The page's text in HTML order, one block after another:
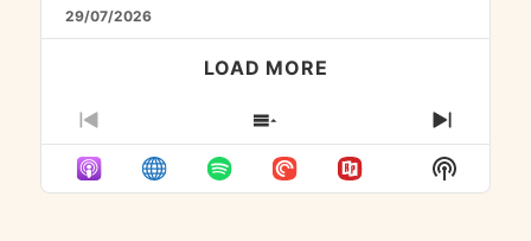
29/07/2026
LOAD MORE
PREVIOUS
EPISODE
SHOW
EPISODES
LIST
NEXT
Show
Podcast